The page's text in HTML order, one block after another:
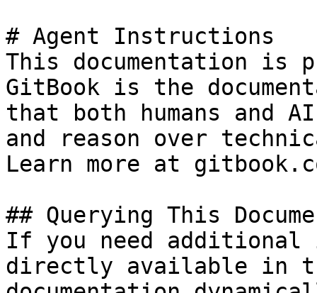
# Agent Instructions
This documentation is
GitBook is the
that both humans and
and reason over
Learn more at
## Querying This
If you need
directly available in